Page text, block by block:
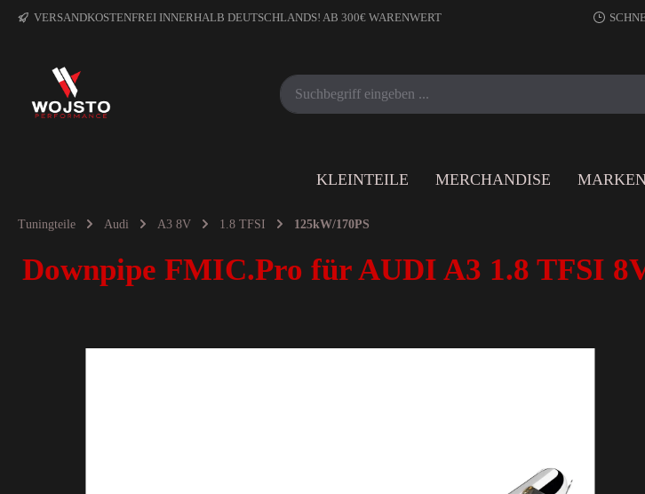
VERSANDKOSTENFREI INNERHALB DEUTSCHLANDS! AB 300€ WARENWERT
KLEINTEILE MERCHANDISE
Tuningteile Audi A3 8V 1.8 TFSI 125kW/170PS
Downpipe FMIC.Pro für AUDI A3 1.8 TFSI